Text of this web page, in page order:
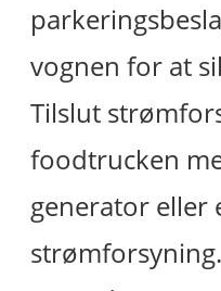
vognen for at
Tilslut
foodtrucken
generator eller
strømforsyning.